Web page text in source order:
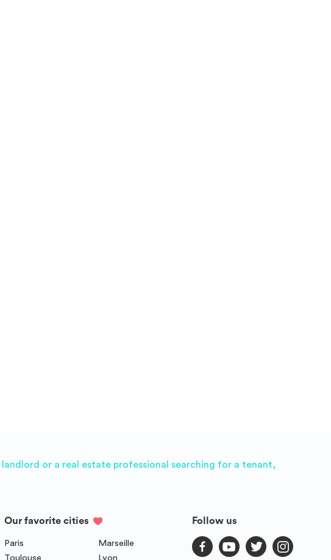
or a real estate professional searching for a tenant,
Our favorite cities
Paris
Marseille
Toulouse
Lyon
Follow us